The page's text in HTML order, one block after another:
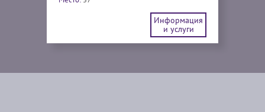
Информация
и услуги